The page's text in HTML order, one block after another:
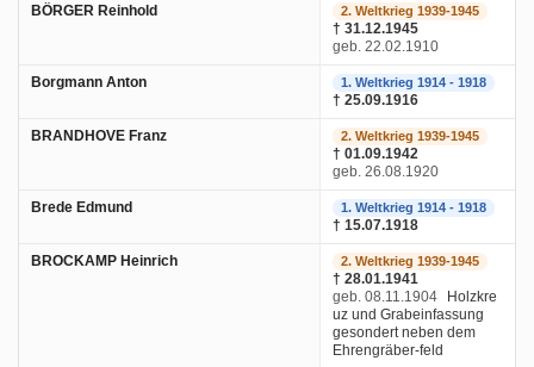
BÖRGER Reinhold 2. Weltkrieg 1939-1945
† 31.12.1945
geb. 22.02.1910
Borgmann Anton 1. Weltkrieg 1914 - 1918
† 25.09.1916
BRANDHOVE Franz 2. Weltkrieg 1939-1945
† 01.09.1942
geb. 26.08.1920
Brede Edmund 1. Weltkrieg 1914 - 1918
† 15.07.1918
BROCKAMP Heinrich 2. Weltkrieg 1939-1945
† 28.01.1941
geb. 08.11.1904
Holzkre
uz und Grabeinfassung
gesondert neben dem
Ehrengräber-feld